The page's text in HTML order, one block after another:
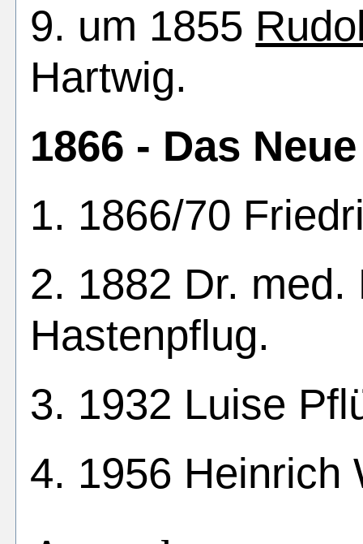
9. um 1855
Hartwig.
1866 - Das
1. 1866/70
2. 1882 Dr. med.
Hastenpflug.
3. 1932 Luise
4. 1956 Heinrich